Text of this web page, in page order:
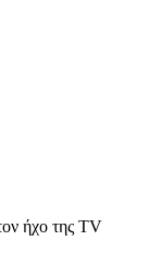
ήχο της TV